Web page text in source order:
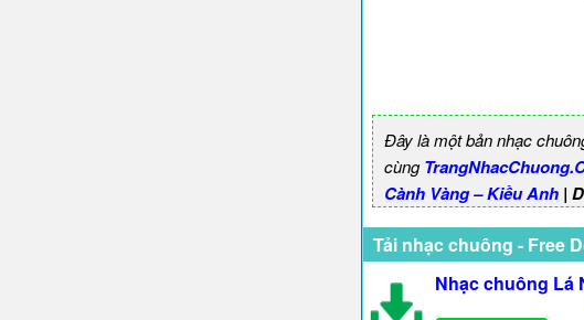
Đây là một bản nhạc
cùng
Cành Vàng – Kiều Anh |
Tải nhạc chuông - Free
Nhạc chuông Lá